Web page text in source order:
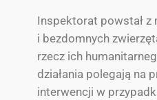
Inspektorat powstał z
i bezdomnych
rzecz ich
działania polegają na
interwencji w